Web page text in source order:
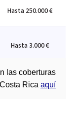
Hasta 250.000 €
Hasta 3.000 €
las coberturas
Rica aquí